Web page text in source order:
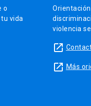
o
vida
violencia
launch
launch Más